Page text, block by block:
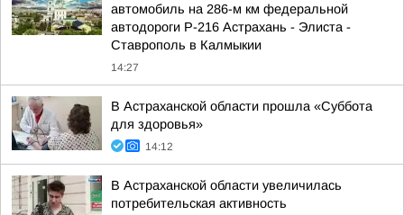
автомобиль на 286-м км федеральной
автодороги Р-216 Астрахань - Элиста -
Ставрополь в Калмыкии
14:27
В Астраханской области прошла «Суббота
для здоровья»
14:12
В Астраханской области увеличилась
потребительская активность